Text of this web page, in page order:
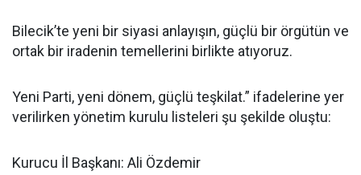
Bilecik’te yeni bir siyasi anlayışın, güçlü bir örgütün ve
ortak bir iradenin temellerini birlikte atıyoruz.
Yeni Parti, yeni dönem, güçlü teşkilat.” ifadelerine yer
verilirken yönetim kurulu listeleri şu şekilde oluştu:
Kurucu İl Başkanı: Ali Özdemir